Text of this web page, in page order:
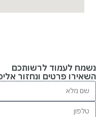
נשמח לעמוד לרשותכם
השאירו פרטים ונחזור